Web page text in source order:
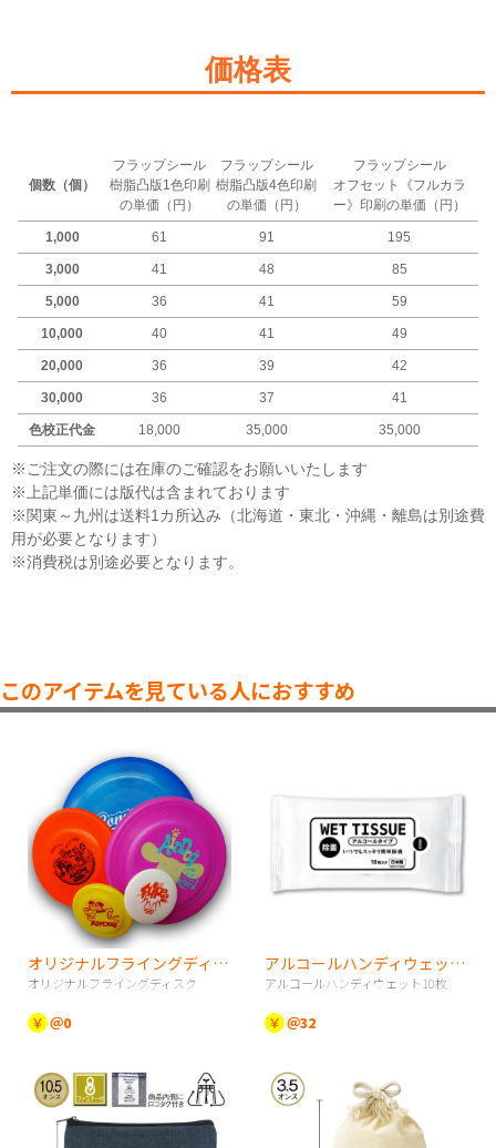
価格表
個数（個）
フラップシール
樹脂凸版1色印刷
の単価（円）
フラップシール
樹脂凸版4色印刷
の単価（円）
フラップシール
オフセット《フルカラ
ー》印刷の単価（円）
1,000 61 91 195
3,000 41 48 85
5,000 36 41 59
10,000 40 41 49
20,000 36 39 42
30,000 36 37 41
色校正代金 18,000 35,000 35,000
※ご注文の際には在庫のご確認をお願いいたします
※上記単価には版代は含まれております
※関東～九州は送料1カ所込み（北海道・東北・沖縄・離島は別途費
用が必要となります）
※消費税は別途必要となります。
このアイテムを見ている人におすすめ
オリジナルフライングディスク
オリジナルフライングディスク
￥ ＠0
アルコールハンディウェット10枚
アルコールハンディウェット10枚
￥ ＠32